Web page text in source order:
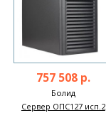
757 508 р.
Болид
Сервер ОПС127 исп.2